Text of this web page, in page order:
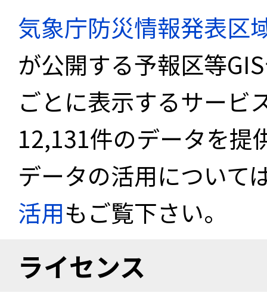
気象庁防災情報発表区
が公開する予報区等
ごとに表示するサービ
12,131件のデータを提
データの活用について
活用もご覧下さい。
ライセンス